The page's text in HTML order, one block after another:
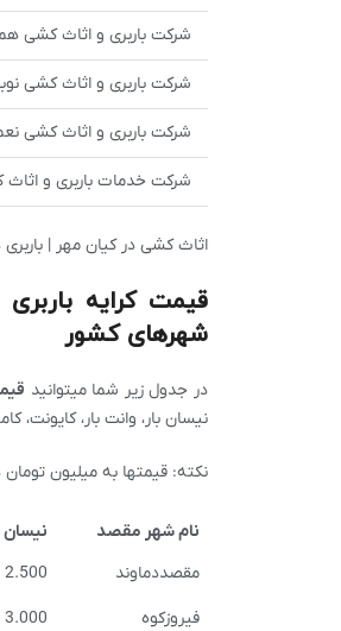
شرکت باربری و اثاث کشی
شرکت باربری و اثاث کشی
شرکت باربری و اثاث کشی
شرکت خدمات باربری و اثاث
اثاث کشی در کیان مهر |
قیمت کرایه
شهرهای کشور
در جدول زیر شما میتوانید
نیسان بار، وانت بار،
نکته: قیمتها به میلیون
نام شهر مقصد نیسان
مقصددماوند
2.500
فیروزکوه
3.000